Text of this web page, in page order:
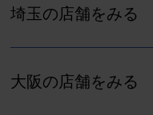
埼玉の店舗をみる
大阪の店舗をみる